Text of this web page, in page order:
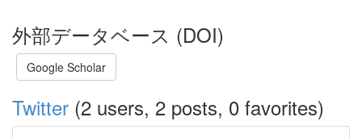
外部データベース (DOI)
Google Scholar
Twitter (2 users, 2 posts, 0 favorites)